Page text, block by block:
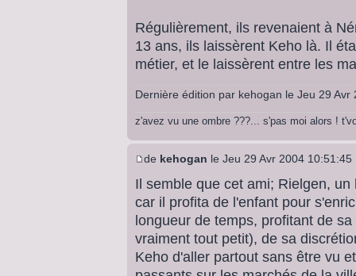
Régulièrement, ils revenaient à
13 ans, ils laissèrent Keho là. Il
métier, et le laissèrent entre les
Dernière édition par kehogan le Jeu 29 Avr
z'avez vu une ombre ???... s'pas moi alors !
de kehogan le Jeu 29 Avr 2004 10:51:45
Il semble que cet ami; Rielgen,
car il profita de l'enfant pour
longueur de temps, profitant de
vraiment tout petit), de sa
Keho d'aller partout sans être vu